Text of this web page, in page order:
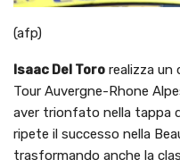
(afp)
Isaac Del Toro realizza un
Tour Auvergne-Rhone
aver trionfato nella tappa
ripete il successo nella
trasformando anche la